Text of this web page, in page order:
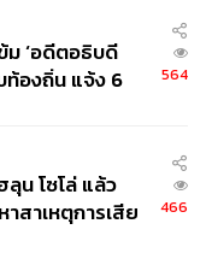
ทอัพควรใส่ใจตั้งแต่
น่ใจว่าผลิตภัณฑ์ของ
ระสบการณ์ส่วนตัว
ารยอมรับอย่าง
อนด้วยผลิตภัณฑ์มาก
ภัณฑ์ จ็อบส์จะถาม
ะท้อนว่าสตีฟ จ็อบส์
ม ‘อดีตอธิบดี
องถิ่น แจ้ง 6
564
น โซโล่ แล้ว
สาเหตุการเสีย
466